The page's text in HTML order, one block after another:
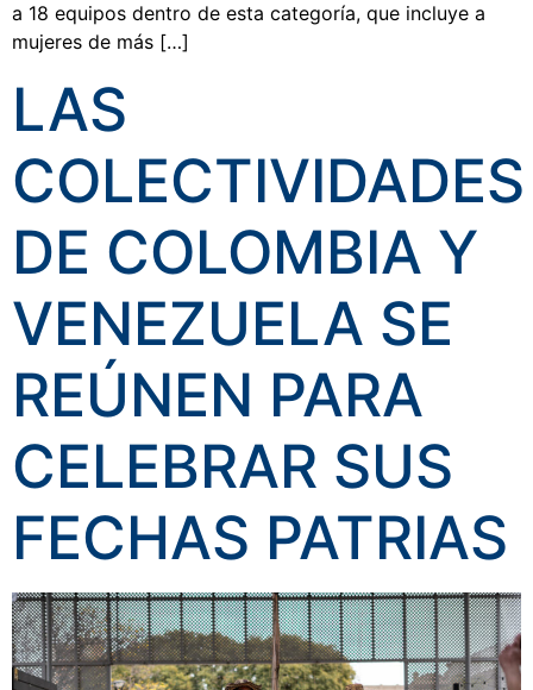
a 18 equipos dentro de esta categoría, que incluye a
mujeres de más […]
LAS
COLECTIVIDADES
DE COLOMBIA Y
VENEZUELA SE
REÚNEN PARA
CELEBRAR SUS
FECHAS PATRIAS